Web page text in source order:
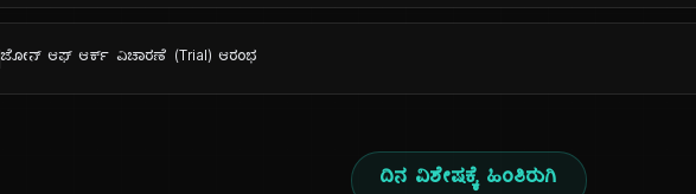
ಜೋನ್ ಆಫ್ ಆರ್ಕ್ ವಿಚಾರಣೆ (Trial) ಆರಂಭ
ದಿನ ವಿಶೇಷಕ್ಕೆ ಹಿಂತಿರುಗಿ